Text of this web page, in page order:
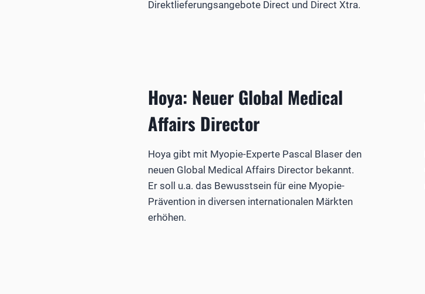
Direktlieferungsangebote Direct und Direct Xtra.
Hoya: Neuer Global Medical
Affairs Director
Hoya gibt mit Myopie-Experte Pascal Blaser den
neuen Global Medical Affairs Director bekannt.
Er soll u.a. das Bewusstsein für eine Myopie-
Prävention in diversen internationalen Märkten
erhöhen.